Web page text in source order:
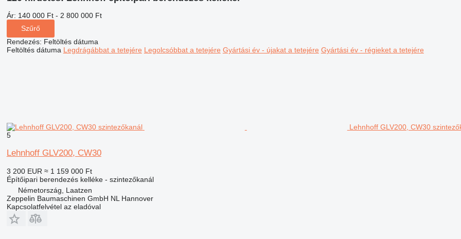
Ár: 140 000 Ft - 2 800 000 Ft
Szűrő
Rendezés: Feltöltés dátuma
Feltöltés dátuma Legdrágábbat a tetejére Legolcsóbbat a tetejére Gyártási év - újakat a tetejére Gyártási év - régieket a tetejére
Lehnhoff GLV200, CW30
5
Lehnhoff GLV200, CW30
3 200 EUR ≈ 1 159 000 Ft
Építőipari berendezés kelléke - szintezőkanál
Németország, Laatzen
Zeppelin Baumaschinen GmbH NL Hannover
Kapcsolatfelvétel az eladóval